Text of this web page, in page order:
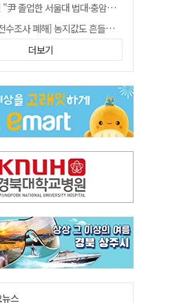
한 서울대 법대·충암고도 없애야"…李 육사 통합 직격
폐해] 농지값도 흔들리나…"도지 막히면 헐값 매물 나올 수도"
화 펀드 9호…포항 AI 데이터센터에 6천억 투입
시, 9월부터 11월까지 반값 여행 혜택 제공
사 폐해] '쌀 받고 논 내 준' 도지농 이제 어쩌나?
태클
더보기
스